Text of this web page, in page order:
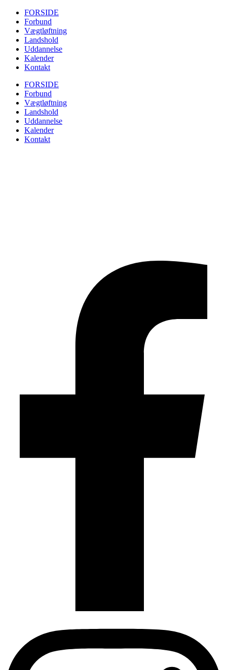
FORSIDE
Forbund
Vægtløftning
Landshold
Uddannelse
Kalender
Kontakt
FORSIDE
Forbund
Vægtløftning
Landshold
Uddannelse
Kalender
Kontakt